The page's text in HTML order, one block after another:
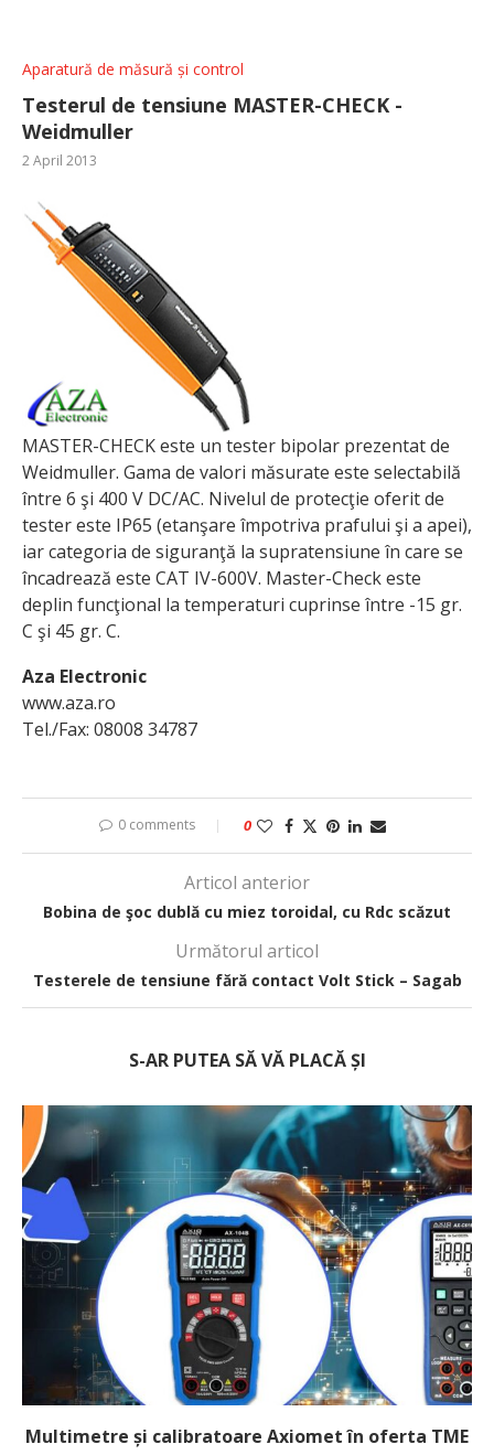
Aparatură de măsură și control
Testerul de tensiune MASTER-CHECK -
Weidmuller
2 April 2013
MASTER-CHECK este un tester bipolar prezentat de
Weidmuller. Gama de valori măsurate este selectabilă
între 6 şi 400 V DC/AC. Nivelul de protecţie oferit de
tester este IP65 (etanşare împotriva prafului şi a apei),
iar categoria de siguranţă la supratensiune în care se
încadrează este CAT IV-600V. Master-Check este
deplin funcţional la temperaturi cuprinse între -15 gr.
C şi 45 gr. C.
Aza Electronic
www.aza.ro
Tel./Fax: 08008 34787
0 comments 0
Articol anterior
Bobina de şoc dublă cu miez toroidal, cu Rdc scăzut
Următorul articol
Testerele de tensiune fără contact Volt Stick – Sagab
S-AR PUTEA SĂ VĂ PLACĂ ȘI
Multimetre și calibratoare Axiomet în oferta TME